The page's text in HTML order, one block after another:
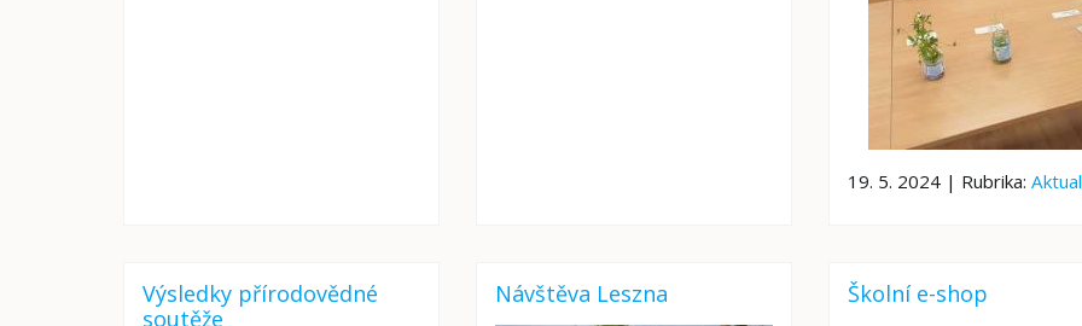
19. 5. 2024 | Rubrika:
Výsledky přírodovědné
soutěže
Návštěva Leszna Školní e-shop